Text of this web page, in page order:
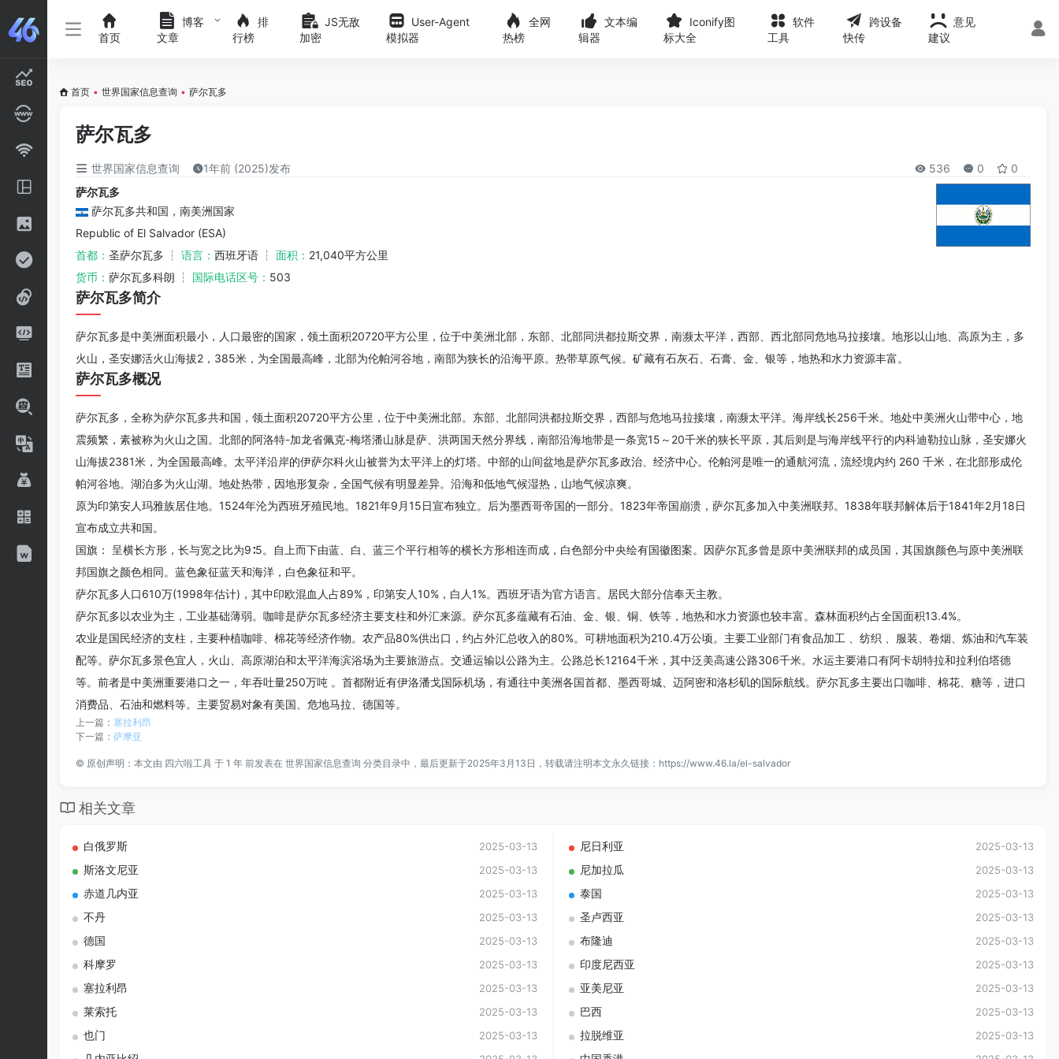
首页
博客
文章
排
行榜
JS无敌
加密
User-Agent
模拟器
全网
热榜
文本编
辑器
Iconify图
标大全
软件
工具
跨设备
快传
意见
建议
首页 • 世界国家信息查询 • 萨尔瓦多
萨尔瓦多
世界国家信息查询 1年前 (2025)发布 536 0
0
萨尔瓦多
萨尔瓦多共和国，南美洲国家
Republic of El Salvador (ESA)
首都： 圣萨尔瓦多 ┆ 语言： 西班牙语 ┆ 面积： 21,040平方公里
货币： 萨尔瓦多科朗 ┆ 国际电话区号： 503
萨尔瓦多简介
萨尔瓦多是中美洲面积最小，人口最密的国家，领土面积20720平方公里，位于中美洲北部，东部、北部同洪都拉斯交界，南濒太平洋，西部、西北部同危地马拉接壤。地形以山地、高原为主，多
火山，圣安娜活火山海拔2，385米，为全国最高峰，北部为伦帕河谷地，南部为狭长的沿海平原。热带草原气候。矿藏有石灰石、石膏、金、银等，地热和水力资源丰富。
萨尔瓦多概况
萨尔瓦多，全称为萨尔瓦多共和国，领土面积20720平方公里，位于中美洲北部。东部、北部同洪都拉斯交界，西部与危地马拉接壤，南濒太平洋。海岸线长256千米。地处中美洲火山带中心，地
震频繁，素被称为火山之国。北部的阿洛特-加龙省佩克-梅塔潘山脉是萨、洪两国天然分界线，南部沿海地带是一条宽15～20千米的狭长平原，其后则是与海岸线平行的内科迪勒拉山脉，圣安娜火
山海拔2381米，为全国最高峰。太平洋沿岸的伊萨尔科火山被誉为太平洋上的灯塔。中部的山间盆地是萨尔瓦多政治、经济中心。伦帕河是唯一的通航河流，流经境内约 260 千米，在北部形成伦
帕河谷地。湖泊多为火山湖。地处热带，因地形复杂，全国气候有明显差异。沿海和低地气候湿热，山地气候凉爽。
原为印第安人玛雅族居住地。1524年沦为西班牙殖民地。1821年9月15日宣布独立。后为墨西哥帝国的一部分。1823年帝国崩溃，萨尔瓦多加入中美洲联邦。1838年联邦解体后于1841年2月18日
宣布成立共和国。
国旗： 呈横长方形，长与宽之比为9∶5。自上而下由蓝、白、蓝三个平行相等的横长方形相连而成，白色部分中央绘有国徽图案。因萨尔瓦多曾是原中美洲联邦的成员国，其国旗颜色与原中美洲联
邦国旗之颜色相同。蓝色象征蓝天和海洋，白色象征和平。
萨尔瓦多人口610万(1998年估计)，其中印欧混血人占89%，印第安人10%，白人1%。西班牙语为官方语言。居民大部分信奉天主教。
萨尔瓦多以农业为主，工业基础薄弱。咖啡是萨尔瓦多经济主要支柱和外汇来源。萨尔瓦多蕴藏有石油、金、银、铜、铁等，地热和水力资源也较丰富。森林面积约占全国面积13.4%。
农业是国民经济的支柱，主要种植咖啡、棉花等经济作物。农产品80%供出口，约占外汇总收入的80%。可耕地面积为210.4万公顷。主要工业部门有食品加工 、纺织 、服装、卷烟、炼油和汽车装
配等。萨尔瓦多景色宜人，火山、高原湖泊和太平洋海滨浴场为主要旅游点。交通运输以公路为主。公路总长12164千米，其中泛美高速公路306千米。水运主要港口有阿卡胡特拉和拉利伯塔德
等。前者是中美洲重要港口之一，年吞吐量250万吨 。首都附近有伊洛潘戈国际机场，有通往中美洲各国首都、墨西哥城、迈阿密和洛杉矶的国际航线。萨尔瓦多主要出口咖啡、棉花、糖等，进口
消费品、石油和燃料等。主要贸易对象有美国、危地马拉、德国等。
上一篇： 塞拉利昂
下一篇： 萨摩亚
© 原创声明：本文由 四六啦工具 于 1 年 前发表在 世界国家信息查询 分类目录中，最后更新于2025年3月13日，转载请注明本文永久链接： https://www.46.la/el-salvador
相关文章
白俄罗斯 2025-03-13 尼日利亚 2025-03-13
斯洛文尼亚 2025-03-13 尼加拉瓜 2025-03-13
赤道几内亚 2025-03-13 泰国 2025-03-13
不丹 2025-03-13 圣卢西亚 2025-03-13
德国 2025-03-13 布隆迪 2025-03-13
科摩罗 2025-03-13 印度尼西亚 2025-03-13
塞拉利昂 2025-03-13 亚美尼亚 2025-03-13
莱索托 2025-03-13 巴西 2025-03-13
也门 2025-03-13 拉脱维亚 2025-03-13